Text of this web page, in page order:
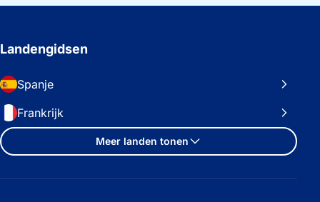
Landengidsen
Spanje
Frankrijk
Meer landen tonen